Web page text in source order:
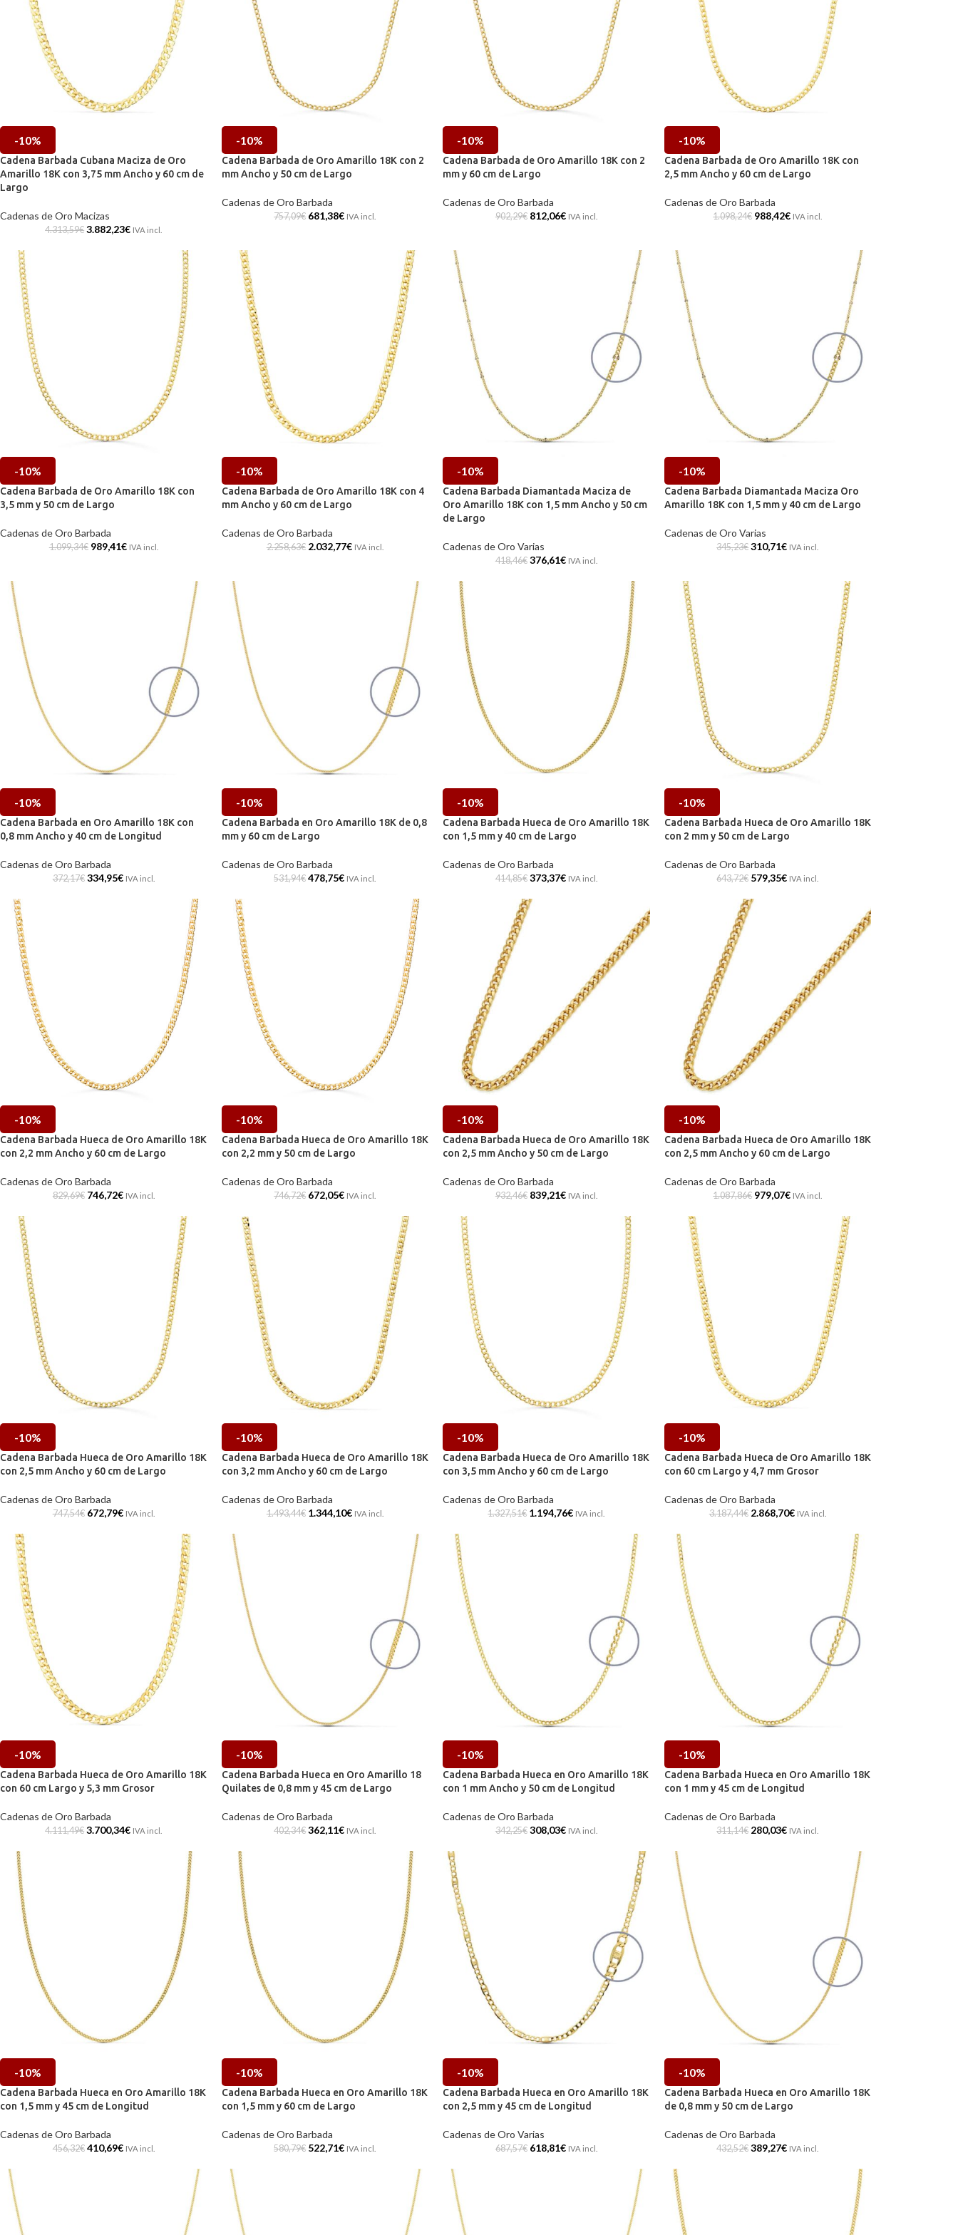
-10%
Cadena Barbada Cubana Maciza de Oro
Amarillo 18K con 3,75 mm Ancho y 60 cm de
Largo
Cadenas de Oro Macizas
4.313,59€ 3.882,23€ IVA incl.
-10%
Cadena Barbada de Oro Amarillo 18K con 2
mm Ancho y 50 cm de Largo
Cadenas de Oro Barbada
757,09€ 681,38€ IVA incl.
-10%
Cadena Barbada de Oro Amarillo 18K con 2
mm y 60 cm de Largo
Cadenas de Oro Barbada
902,29€ 812,06€ IVA incl.
-10%
Cadena Barbada de Oro Amarillo 18K con
2,5 mm Ancho y 60 cm de Largo
Cadenas de Oro Barbada
1.098,24€ 988,42€ IVA incl.
-10%
Cadena Barbada de Oro Amarillo 18K con
3,5 mm y 50 cm de Largo
Cadenas de Oro Barbada
1.099,34€ 989,41€ IVA incl.
-10%
Cadena Barbada de Oro Amarillo 18K con 4
mm Ancho y 60 cm de Largo
Cadenas de Oro Barbada
2.258,63€ 2.032,77€ IVA incl.
-10%
Cadena Barbada Diamantada Maciza de
Oro Amarillo 18K con 1,5 mm Ancho y 50 cm
de Largo
Cadenas de Oro Varias
418,46€ 376,61€ IVA incl.
-10%
Cadena Barbada Diamantada Maciza Oro
Amarillo 18K con 1,5 mm y 40 cm de Largo
Cadenas de Oro Varias
345,23€ 310,71€ IVA incl.
-10%
Cadena Barbada en Oro Amarillo 18K con
0,8 mm Ancho y 40 cm de Longitud
Cadenas de Oro Barbada
372,17€ 334,95€ IVA incl.
-10%
Cadena Barbada en Oro Amarillo 18K de 0,8
mm y 60 cm de Largo
Cadenas de Oro Barbada
531,94€ 478,75€ IVA incl.
-10%
Cadena Barbada Hueca de Oro Amarillo 18K
con 1,5 mm y 40 cm de Largo
Cadenas de Oro Barbada
414,85€ 373,37€ IVA incl.
-10%
Cadena Barbada Hueca de Oro Amarillo 18K
con 2 mm y 50 cm de Largo
Cadenas de Oro Barbada
643,72€ 579,35€ IVA incl.
-10%
Cadena Barbada Hueca de Oro Amarillo 18K
con 2,2 mm Ancho y 60 cm de Largo
Cadenas de Oro Barbada
829,69€ 746,72€ IVA incl.
-10%
Cadena Barbada Hueca de Oro Amarillo 18K
con 2,2 mm y 50 cm de Largo
Cadenas de Oro Barbada
746,72€ 672,05€ IVA incl.
-10%
Cadena Barbada Hueca de Oro Amarillo 18K
con 2,5 mm Ancho y 50 cm de Largo
Cadenas de Oro Barbada
932,46€ 839,21€ IVA incl.
-10%
Cadena Barbada Hueca de Oro Amarillo 18K
con 2,5 mm Ancho y 60 cm de Largo
Cadenas de Oro Barbada
1.087,86€ 979,07€ IVA incl.
-10%
Cadena Barbada Hueca de Oro Amarillo 18K
con 2,5 mm Ancho y 60 cm de Largo
Cadenas de Oro Barbada
747,54€ 672,79€ IVA incl.
-10%
Cadena Barbada Hueca de Oro Amarillo 18K
con 3,2 mm Ancho y 60 cm de Largo
Cadenas de Oro Barbada
1.493,44€ 1.344,10€ IVA incl.
-10%
Cadena Barbada Hueca de Oro Amarillo 18K
con 3,5 mm Ancho y 60 cm de Largo
Cadenas de Oro Barbada
1.327,51€ 1.194,76€ IVA incl.
-10%
Cadena Barbada Hueca de Oro Amarillo 18K
con 60 cm Largo y 4,7 mm Grosor
Cadenas de Oro Barbada
3.187,44€ 2.868,70€ IVA incl.
-10%
Cadena Barbada Hueca de Oro Amarillo 18K
con 60 cm Largo y 5,3 mm Grosor
Cadenas de Oro Barbada
4.111,49€ 3.700,34€ IVA incl.
-10%
Cadena Barbada Hueca en Oro Amarillo 18
Quilates de 0,8 mm y 45 cm de Largo
Cadenas de Oro Barbada
402,34€ 362,11€ IVA incl.
-10%
Cadena Barbada Hueca en Oro Amarillo 18K
con 1 mm Ancho y 50 cm de Longitud
Cadenas de Oro Barbada
342,25€ 308,03€ IVA incl.
-10%
Cadena Barbada Hueca en Oro Amarillo 18K
con 1 mm y 45 cm de Longitud
Cadenas de Oro Barbada
311,14€ 280,03€ IVA incl.
-10%
Cadena Barbada Hueca en Oro Amarillo 18K
con 1,5 mm y 45 cm de Longitud
Cadenas de Oro Barbada
456,32€ 410,69€ IVA incl.
-10%
Cadena Barbada Hueca en Oro Amarillo 18K
con 1,5 mm y 60 cm de Largo
Cadenas de Oro Barbada
580,79€ 522,71€ IVA incl.
-10%
Cadena Barbada Hueca en Oro Amarillo 18K
con 2,5 mm y 45 cm de Longitud
Cadenas de Oro Varias
687,57€ 618,81€ IVA incl.
-10%
Cadena Barbada Hueca en Oro Amarillo 18K
de 0,8 mm y 50 cm de Largo
Cadenas de Oro Barbada
432,52€ 389,27€ IVA incl.